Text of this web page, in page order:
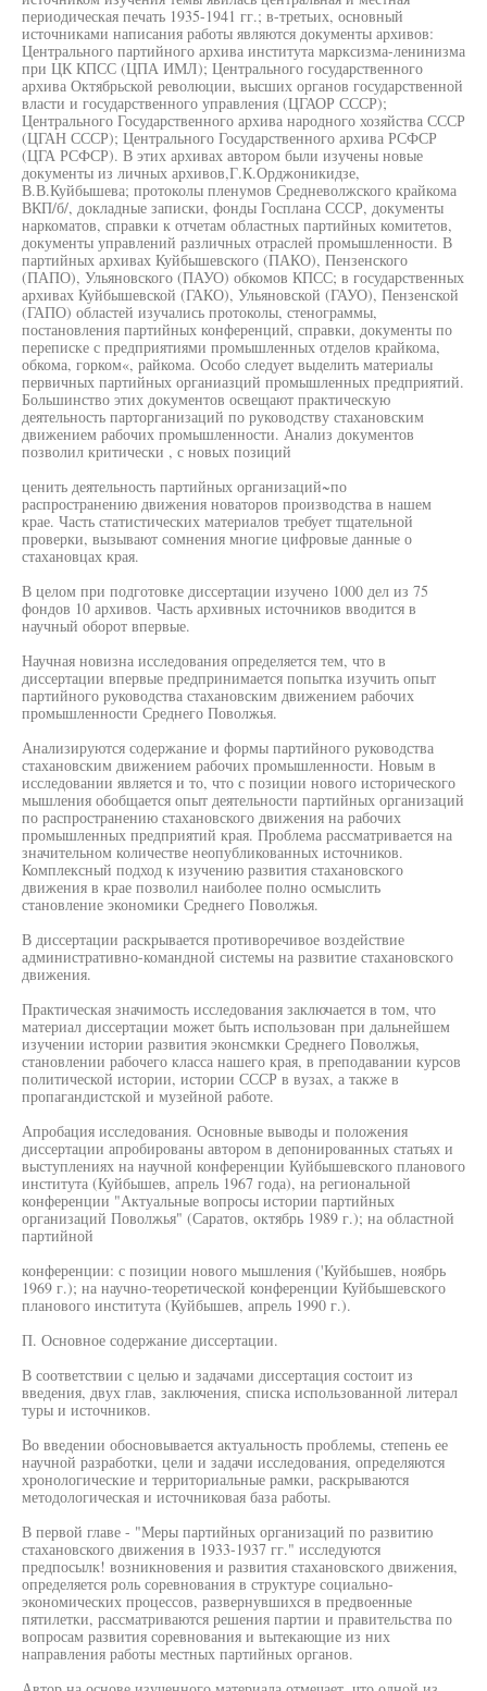
периодическая печать 1935-1941 гг.; в-третьих, основный
источниками написания работы являются документы архивов:
Центрального партийного архива института марксизма-ленинизма
при ЦК КПСС (ЦПА ИМЛ); Центрального государственного
архива Октябрьской революции, высших органов государственной
власти и государственного управления (ЦГАОР СССР);
Центрального Государственного архива народного хозяйства СССР
(ЦГАН СССР); Центрального Государственного архива РСФСР
(ЦГА РСФСР). В этих архивах автором были изучены новые
документы из личных архивов,Г.К.Орджоникидзе,
В.В.Куйбышева; протоколы пленумов Средневолжского крайкома
ВКП/б/, докладные записки, фонды Госплана СССР, документы
наркоматов, справки к отчетам областных партийных комитетов,
документы управлений различных отраслей промышленности. В
партийных архивах Куйбышевского (ПАКО), Пензенского
(ПАПО), Ульяновского (ПАУО) обкомов КПСС; в государственных
архивах Куйбышевской (ГАКО), Ульяновской (ГАУО), Пензенской
(ГАПО) областей изучались протоколы, стенограммы,
постановления партийных конференций, справки, документы по
переписке с предприятиями промышленных отделов крайкома,
обкома, горком«, райкома. Особо следует выделить материалы
первичных партийных органиазций промышленных предприятий.
Большинство этих документов освещают практическую
деятельность парторганизаций по руководству стахановским
движением рабочих промышленности. Анализ документов
позволил критически , с новых позиций
ценить деятельность партийных организаций~по
распространению движения новаторов производства в нашем
крае. Часть статистических материалов требует тщательной
проверки, вызывают сомнения многие цифровые данные о
стахановцах края.
В целом при подготовке диссертации изучено 1000 дел из 75
фондов 10 архивов. Часть архивных источников вводится в
научный оборот впервые.
Научная новизна исследования определяется тем, что в
диссертации впервые предпринимается попытка изучить опыт
партийного руководства стахановским движением рабочих
промышленности Среднего Поволжья.
Анализируются содержание и формы партийного руководства
стахановским движением рабочих промышленности. Новым в
исследовании является и то, что с позиции нового исторического
мышления обобщается опыт деятельности партийных организаций
по распространению стахановского движения на рабочих
промышленных предприятий края. Проблема рассматривается на
значительном количестве неопубликованных источников.
Комплексный подход к изучению развития стахановского
движения в крае позволил наиболее полно осмыслить
становление экономики Среднего Поволжья.
В диссертации раскрывается противоречивое воздействие
административно-командной системы на развитие стахановского
движения.
Практическая значимость исследования заключается в том, что
материал диссертации может быть использован при дальнейшем
изучении истории развития эконсмкки Среднего Поволжья,
становлении рабочего класса нашего края, в преподавании курсов
политической истории, истории СССР в вузах, а также в
пропагандистской и музейной работе.
Апробация исследования. Основные выводы и положения
диссертации апробированы автором в депонированных статьях и
выступлениях на научной конференции Куйбышевского планового
института (Куйбышев, апрель 1967 года), на региональной
конференции "Актуальные вопросы истории партийных
организаций Поволжья" (Саратов, октябрь 1989 г.); на областной
партийной
конференции: с позиции нового мышления ('Куйбышев, ноябрь
1969 г.); на научно-теоретической конференции Куйбышевского
планового института (Куйбышев, апрель 1990 г.).
П. Основное содержание диссертации.
В соответствии с целью и задачами диссертация состоит из
введения, двух глав, заключения, списка использованной литерал
туры и источников.
Во введении обосновывается актуальность проблемы, степень ее
научной разработки, цели и задачи исследования, определяются
хронологические и территориальные рамки, раскрываются
методологическая и источниковая база работы.
В первой главе - "Меры партийных организаций по развитию
стахановского движения в 1933-1937 гг." исследуются
предпосылк! возникновения и развития стахановского движения,
определяется роль соревнования в структуре социально-
экономических процессов, развернувшихся в предвоенные
пятилетки, рассматриваются решения партии и правительства по
вопросам развития соревнования и вытекающие из них
направления работы местных партийных органов.